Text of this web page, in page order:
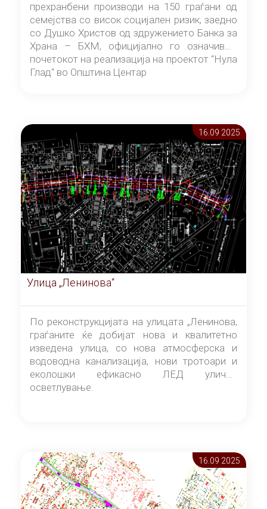
прехранбени производи на 150 граѓани од
семејства со висок социјален ризик, заедно
со Душко Христов од здружението Банка за
Храна – БХМ, официјално го означивме
почетокот на реализација на проектот “Нула
Глад“ во Општина Центар
16.09 2025
Улица „Ленинова“
По реконструкцијата на улицата „Ленинова,
граѓаните ќе добијат нова и квалитетно
изведена улица, со нова атмосферска и
водоводна канализација, нови тротоари и
еколошки ефикасно ЛЕД улично
осветлување.
16.09 2025